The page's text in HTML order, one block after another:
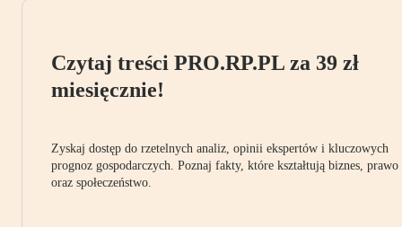
Czytaj treści PRO.RP.PL za 39 zł
miesięcznie!
Zyskaj dostęp do rzetelnych analiz, opinii ekspertów i kluczowych
prognoz gospodarczych. Poznaj fakty, które kształtują biznes, prawo
oraz społeczeństwo.